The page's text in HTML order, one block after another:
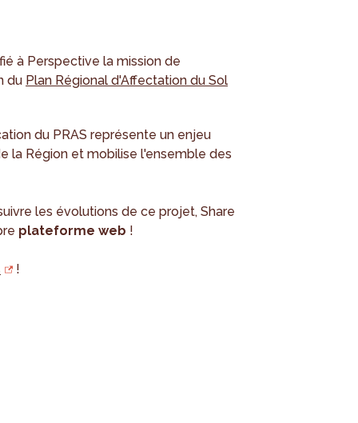
à Perspective la mission de
du Plan Régional d'Affectation du Sol
du PRAS représente un enjeu
la Région et mobilise l'ensemble des
les évolutions de ce projet, Share
plateforme web !
!